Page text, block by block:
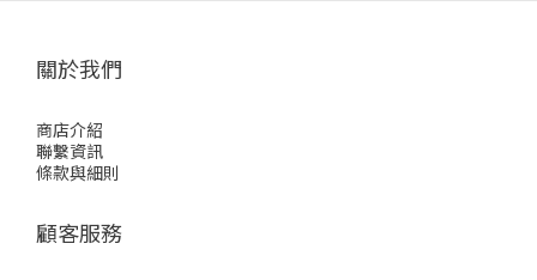
關於我們
商店介紹
聯繫資訊
條款與細則
顧客服務